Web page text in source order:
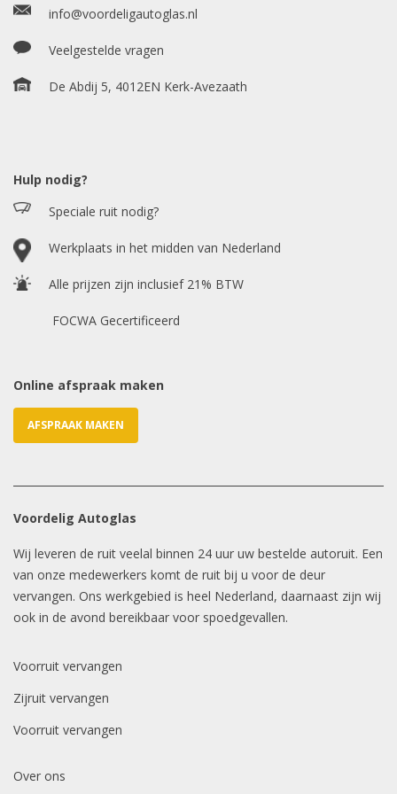
Bouwjaar
E-mailadres *
info@voordeligautoglas.nl
Veelgestelde vragen
De Abdij 5, 4012EN Kerk-Avezaath
Hulp nodig?
Speciale ruit nodig?
Werkplaats in het midden van Nederland
Alle prijzen zijn inclusief 21% BTW
FOCWA Gecertificeerd
Online afspraak maken
AFSPRAAK MAKEN
Voordelig Autoglas
Wij leveren de ruit veelal binnen 24 uur uw bestelde autoruit. Een
van onze medewerkers komt de ruit bij u voor de deur
vervangen. Ons werkgebied is heel Nederland, daarnaast zijn wij
ook in de avond bereikbaar voor spoedgevallen.
Voorruit vervangen
Zijruit vervangen
Voorruit vervangen
Over ons